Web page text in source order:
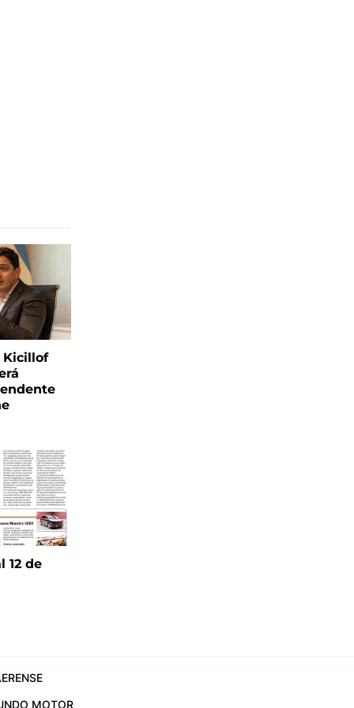
Kicillof
12 de
MOTOR